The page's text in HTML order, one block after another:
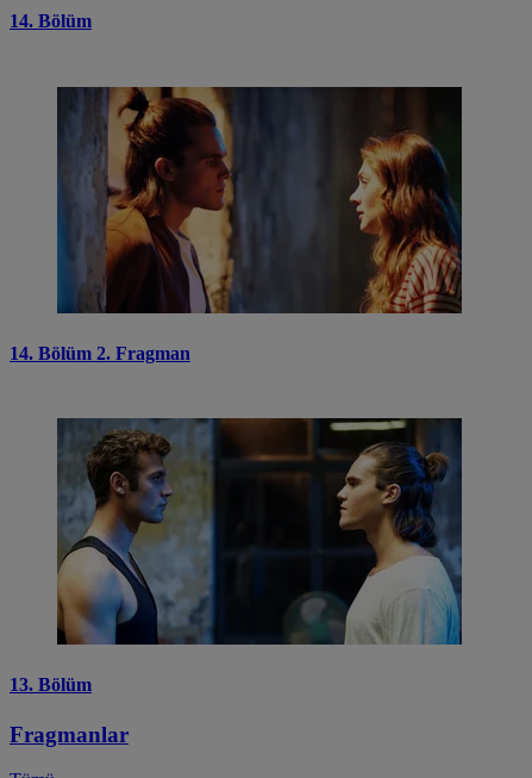
14. Bölüm
14. Bölüm 2. Fragman
13. Bölüm
Fragmanlar